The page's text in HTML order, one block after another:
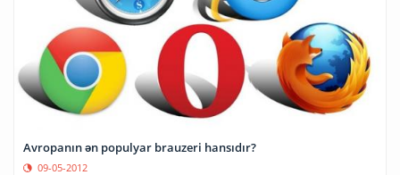
Avropanın ən populyar brauzeri hansıdır?
09-05-2012